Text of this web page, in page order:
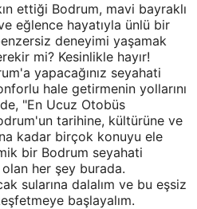
ettiği Bodrum, mavi bayraklı
eğlence hayatıyla ünlü bir
deneyimi yaşamak
mi? Kesinlikle hayır!
yapacağınız seyahati
hale getirmenin yollarını
"En Ucuz Otobüs
tarihine, kültürüne ve
kadar birçok konuyu ele
bir Bodrum seyahati
her şey burada.
sularına dalalım ve bu eşsiz
başlayalım.